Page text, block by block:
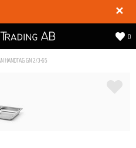
✕
0
HANDTAG GN 2/3-65